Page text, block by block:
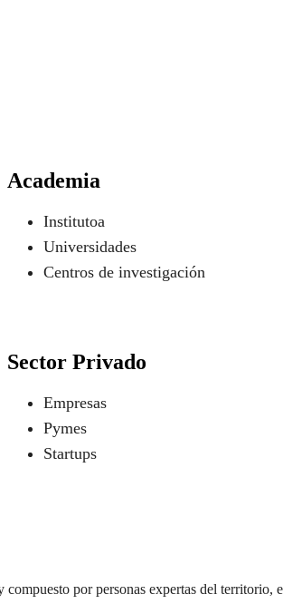
Academia
Institutoa
Universidades
Centros de investigación
Sector Privado
Empresas
Pymes
Startups
por personas expertas del territorio,